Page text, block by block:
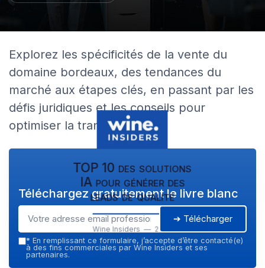
Explorez les spécificités de la vente du
domaine bordeaux, des tendances du
marché aux étapes clés, en passant par les
défis juridiques et les conseils pour
optimiser la transaction.
TOP 10 des solutions
IA pour générer des
leads de qualité
Wine Insiders — 2026
Téléchargez gratuitement le livre blanc
➔ Télécharger
* En remplissant ce formulaire, j’accepte d’être contacté(e)
à des fins commerciales par Wine Insiders et ses
partenaires.